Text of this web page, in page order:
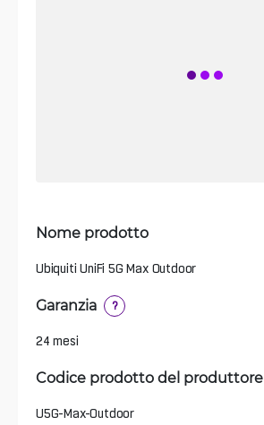
Nome prodotto
Ubiquiti UniFi 5G Max Outdoor
Garanzia ?
24 mesi
Codice prodotto del produttore
U5G-Max-Outdoor